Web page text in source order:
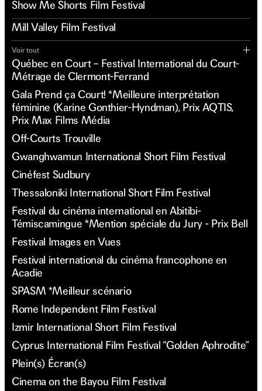
Show Me Shorts Film Festival
Mill Valley Film Festival
Voir tout
Québec en Court – Festival International du Court-
Métrage de Clermont-Ferrand
Gala Prend ça Court! *Meilleure interprétation
féminine (Karine Gonthier-Hyndman), Prix AQTIS,
Prix Max Films Média
Off-Courts Trouville
Gwanghwamun International Short Film Festival
Cinéfest Sudbury
Thessaloniki International Short Film Festival
Festival du cinéma international en Abitibi-
Témiscamingue *Mention spéciale du Jury - Prix Bell
Festival Images en Vues
Festival international du cinéma francophone en
Acadie
SPASM *Meilleur scénario
Rome Independent Film Festival
Izmir International Short Film Festival
Cyprus International Film Festival “Golden Aphrodite”
Plein(s) Écran(s)
Cinema on the Bayou Film Festival